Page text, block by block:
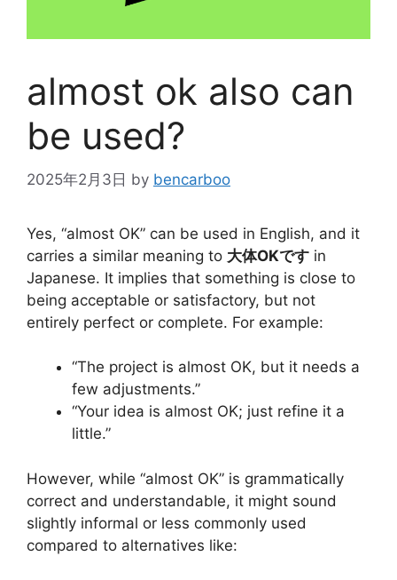
almost ok also can
be used?
2025年2月3日 by bencarboo
Yes, “almost OK” can be used in English, and it
carries a similar meaning to 大体OKです in
Japanese. It implies that something is close to
being acceptable or satisfactory, but not
entirely perfect or complete. For example:
“The project is almost OK, but it needs a
few adjustments.”
“Your idea is almost OK; just refine it a
little.”
However, while “almost OK” is grammatically
correct and understandable, it might sound
slightly informal or less commonly used
compared to alternatives like: